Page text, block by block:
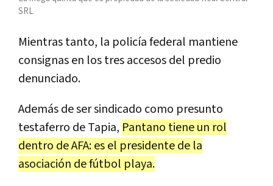
SRL
Mientras tanto, la policía federal mantiene
consignas en los tres accesos del predio
denunciado.
Además de ser sindicado como presunto
testaferro de Tapia, Pantano tiene un rol
dentro de AFA: es el presidente de la
asociación de fútbol playa.